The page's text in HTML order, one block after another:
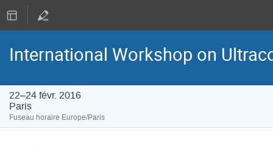
International Workshop on
22–24 févr. 2016
Paris
Fuseau horaire Europe/Paris